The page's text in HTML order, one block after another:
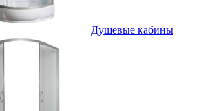
Душевые кабины